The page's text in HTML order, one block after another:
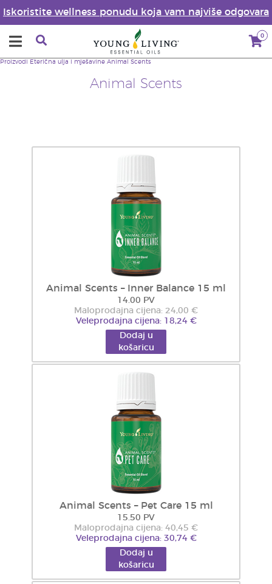
Iskoristite wellness ponudu koja vam najviše odgovara
0
Animal Scents
Proizvodi Eterična ulja i mješavine Animal Scents
Animal Scents – Inner Balance 15 ml
14.00 PV
Maloprodajna cijena: 24,00 €
Veleprodajna cijena: 18,24 €
Dodaj u
košaricu
Animal Scents – Pet Care 15 ml
15.50 PV
Maloprodajna cijena: 40,45 €
Veleprodajna cijena: 30,74 €
Dodaj u
košaricu